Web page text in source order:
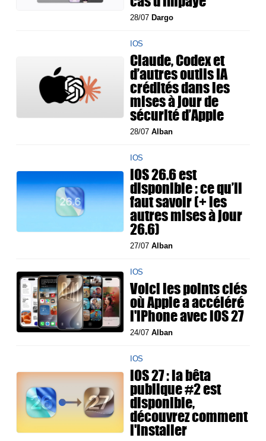
28/07Dargo
IOS
Claude, Codex et
d’autres outils IA
crédités dans les
mises à jour de
sécurité d’Apple
28/07Alban
IOS
iOS 26.6 est
disponible : ce qu’il
faut savoir (+ les
autres mises à jour
26.6)
27/07Alban
IOS
Voici les points clés
où Apple a accéléré
l'iPhone avec iOS 27
24/07Alban
IOS
iOS 27 : la bêta
publique #2 est
disponible,
découvrez comment
l'installer